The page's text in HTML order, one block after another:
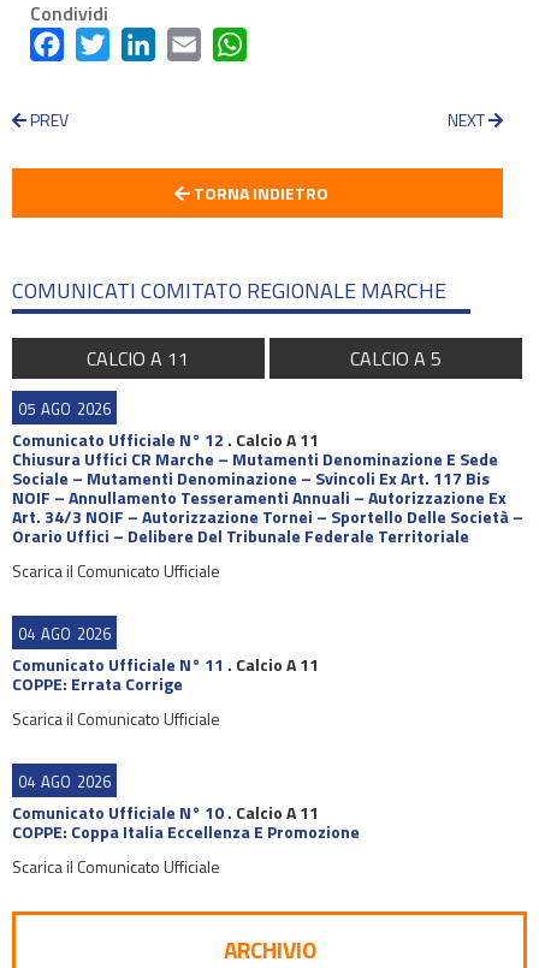
Condividi
FacebookTwitter LinkedInEmail
PREV NEXT
TORNA INDIETRO
COMUNICATI COMITATO REGIONALE MARCHE
CALCIO A 11 CALCIO A 5
05 AGO 2026
Comunicato Ufficiale N° 12 . Calcio A 11
Chiusura Uffici CR Marche – Mutamenti Denominazione E Sede
Sociale – Mutamenti Denominazione – Svincoli Ex Art. 117 Bis
NOIF – Annullamento Tesseramenti Annuali – Autorizzazione Ex
Art. 34/3 NOIF – Autorizzazione Tornei – Sportello Delle Società –
Orario Uffici – Delibere Del Tribunale Federale Territoriale
Scarica il Comunicato Ufficiale
04 AGO 2026
Comunicato Ufficiale N° 11 . Calcio A 11
COPPE: Errata Corrige
Scarica il Comunicato Ufficiale
04 AGO 2026
Comunicato Ufficiale N° 10. Calcio A 11
COPPE: Coppa Italia Eccellenza E Promozione
Scarica il Comunicato Ufficiale
ARCHIVIO